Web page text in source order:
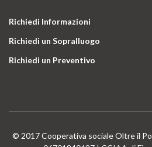
Richiedi Informazioni
Richiedi un Sopralluogo
Richiedi un Preventivo
© 2017 Cooperativa sociale Oltre il